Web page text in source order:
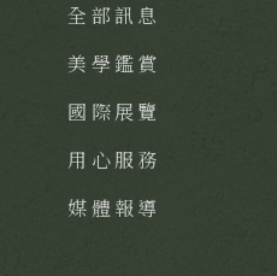
全部訊息
美學鑑賞
國際展覽
用心服務
媒體報導